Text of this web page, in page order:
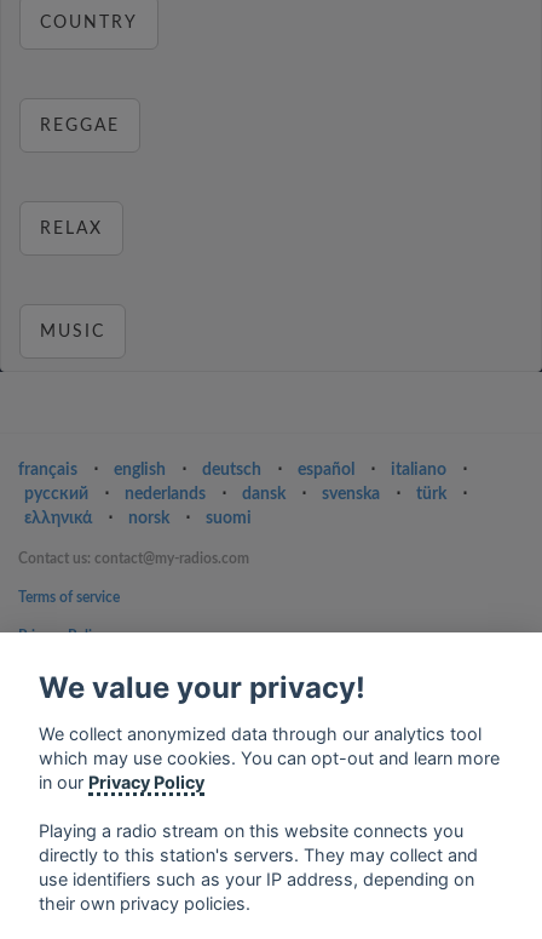
COUNTRY
REGGAE
RELAX
MUSIC
français ⋅ english ⋅ deutsch ⋅ español ⋅ italiano
⋅
русский
⋅ nederlands ⋅ dansk ⋅ svenska ⋅ türk
⋅
ελληνικά
⋅ norsk ⋅ suomi
Contact us: contact@my-radios.com
Terms of service
Privacy Policy
Google Play and the Google Play logo are trademarks of Google Inc.
We value your privacy!
We collect anonymized data through our analytics tool
which may use cookies. You can opt-out and learn more
in our Privacy Policy
Playing a radio stream on this website connects you
directly to this station's servers. They may collect and
use identifiers such as your IP address, depending on
their own privacy policies.